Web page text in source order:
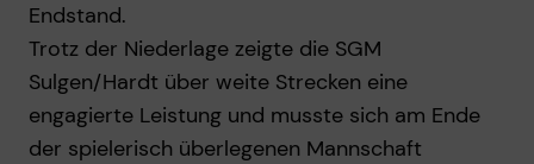
Endstand.
Trotz der Niederlage zeigte die SGM
Sulgen/Hardt über weite Strecken eine
engagierte Leistung und musste sich am Ende
der spielerisch überlegenen Mannschaft